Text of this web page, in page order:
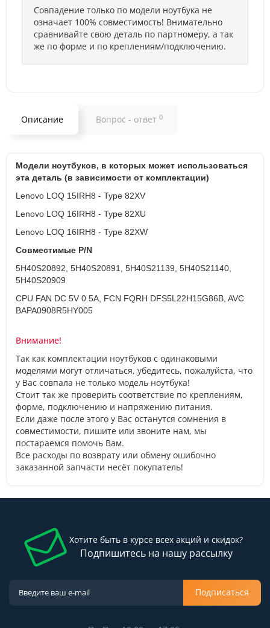
Совпадение только по модели ноутбука не
означает 100% совместимость! Внимательно
сравнивайте свою деталь по партномеру, а так
же по форме и по креплениям/подключению.
Описание Вопрос - ответ 0
Модели ноутбуков, в которых может использоваться
эта деталь (в зависимости от комплектации)
Lenovo LOQ 15IRH8 - Type 82XV
Lenovo LOQ 16IRH8 - Type 82XU
Lenovo LOQ 16IRH8 - Type 82XW
Совместимые P/N
5H40S20892, 5H40S20891, 5H40S21139, 5H40S21140,
5H40S20909
CPU FAN DC 5V 0.5A, FCN FQRH DFS5L22H15G86B, AVC
BAPA0908R5HY005
Внимание!
Так как комплектации ноутбуков с одинаковыми
моделями могут отличаться, убедитесь, пожалуйста, что
у Вас совпала не только модель ноутбука!
Стоит так же проверить соответствие по креплениям,
форме, подключению и напряжению питания.
Если даже после этого у Вас останутся сомнения в
совместимости, пишите или звоните нам, мы
постараемся помочь Вам.
Все расходы по возврату или обмену ошибочно
заказанной запчасти несёт покупатель!
Хотите быть в курсе всех акций и скидок?
Подпишитесь на нашу рассылку
Подписаться